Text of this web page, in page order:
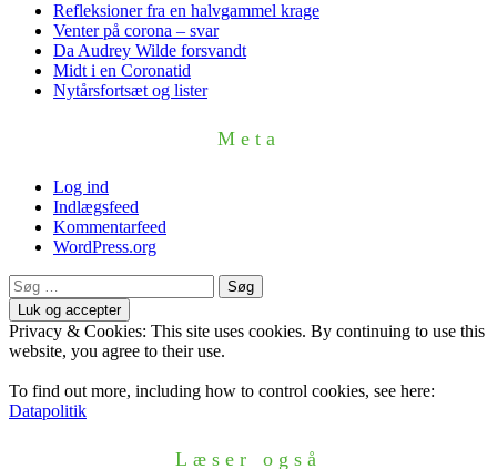
Refleksioner fra en halvgammel krage
Venter på corona – svar
Da Audrey Wilde forsvandt
Midt i en Coronatid
Nytårsfortsæt og lister
Meta
Log ind
Indlægsfeed
Kommentarfeed
WordPress.org
Søg
efter:
Privacy & Cookies: This site uses cookies. By continuing to use this
website, you agree to their use.
To find out more, including how to control cookies, see here:
Datapolitik
Læser også